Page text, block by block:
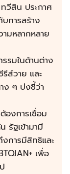
วีสิน ประกาศ
การสร้าง
มหลากหลาย
รมในด้านต่าง
ส์วาย และ
ง ๆ บ่งชี้ว่า
องการเชื่อม
รัฐเข้ามามี
การมีสิทธิและ
เพื่อ